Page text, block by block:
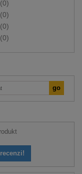
(0)
(0)
(0)
(0)